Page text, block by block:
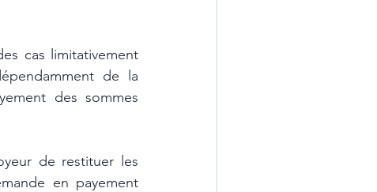
cas limitativement
de la
des sommes
de restituer les
en payement